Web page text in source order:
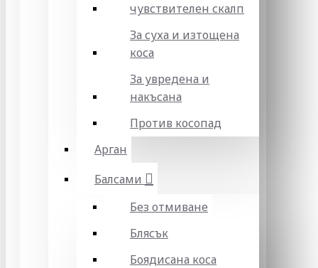
чувствителен скалп
За суха и изтощена
коса
За увредена и
накъсана
Против косопад
Арган
Балсами
Без отмиване
Блясък
Боядисана коса